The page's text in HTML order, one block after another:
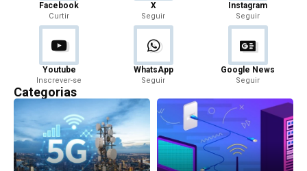
Facebook
Curtir
X
Seguir
Instagram
Seguir
Youtube
Inscrever-se
WhatsApp
Seguir
Google News
Seguir
Categorias